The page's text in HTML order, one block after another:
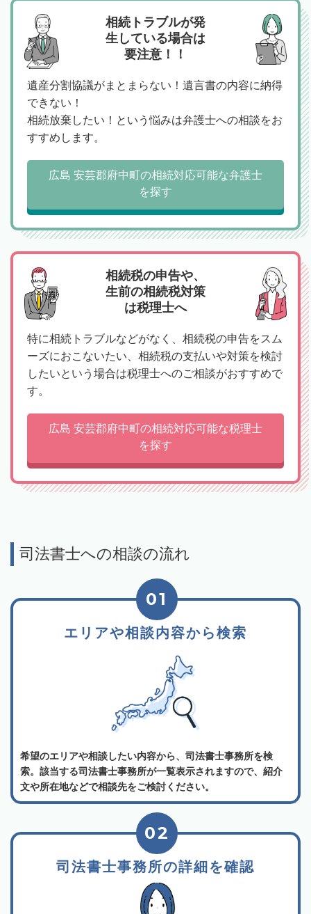
相続トラブルが発
生している場合は
要注意！！
遺産分割協議がまとまらない！遺言書の内容に納得
できない！
相続放棄したい！という悩みは弁護士への相談をお
すすめします。
広島 安芸郡府中町の相続対応可能な弁護士
を探す
相続税の申告や、
生前の相続税対策
は税理士へ
特に相続トラブルなどがなく、相続税の申告をスム
ーズにおこないたい、相続税の支払いや対策を検討
したいという場合は税理士へのご相談がおすすめで
す。
広島 安芸郡府中町の相続対応可能な税理士
を探す
司法書士への相談の流れ
エリアや相談内容から検索
01
希望のエリアや相談したい内容から、司法書士事務所を検
索。該当する司法書士事務所が一覧表示されますので、紹介
文や所在地などで相談先をご検討ください。
司法書士事務所の詳細を確認
02